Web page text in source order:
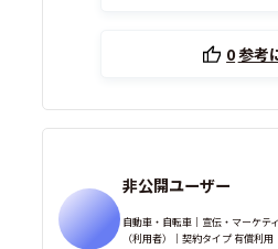
0参考
非公開ユーザー
自動車・自転車｜宣伝・マーケテ
（利用者）｜契約タイプ 有償利用